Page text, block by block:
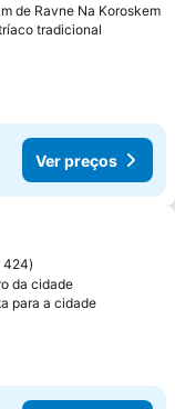
de Ravne Na Koroskem
tradicional
Ver preços
favoritos
424
da cidade
para a cidadeVer